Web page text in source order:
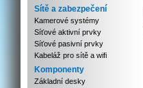
Sítě a zabezpečení
Kamerové systémy
Síťové aktivní prvky
Síťové pasivní prvky
Kabeláž pro sítě a wifi
Komponenty
Základní desky